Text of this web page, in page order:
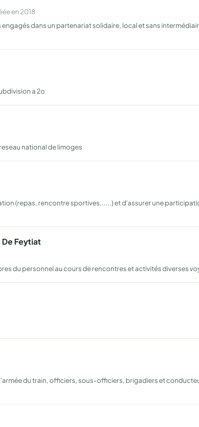
en 2018
dans un partenariat solidaire, local et sans
a 2o
national de limoges
(repas, rencontre sportives,.....) et d'assurer une
De Feytiat
du personnel au cours de rencontres et activités diverses
du train, officiers, sous-officiers, brigadiers et